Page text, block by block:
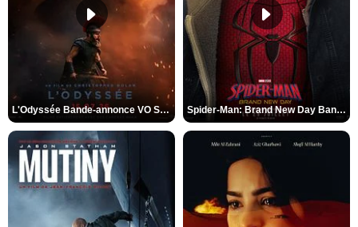
L'Odyssée Bande-annonce VO STFR Spider-Man: Brand New Day Bande-annonce VO STFR